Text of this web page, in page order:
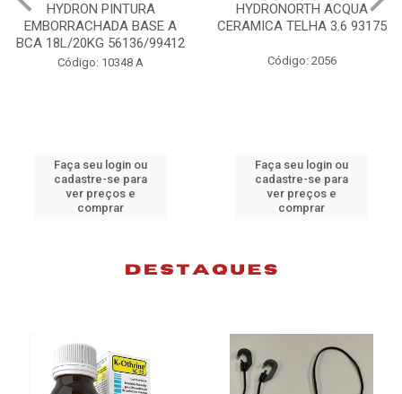
HYDRONORTH ACQUA
CERAMICA TELHA 3.6 93175
Código: 2056
Faça seu login ou
cadastre-se para
ver preços e
comprar
HYDRONORTH GRANFFINO
PEDRAS MARROCOS 20KG
Código: 10383 B
Faça seu login ou
cadastre-se para
ver preços e
comprar